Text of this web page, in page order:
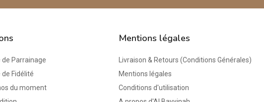
Parrainage
Fidélité
du moment
Mentions légales
Livraison & Retours (Conditions Générales)
Mentions légales
Conditions d'utilisation